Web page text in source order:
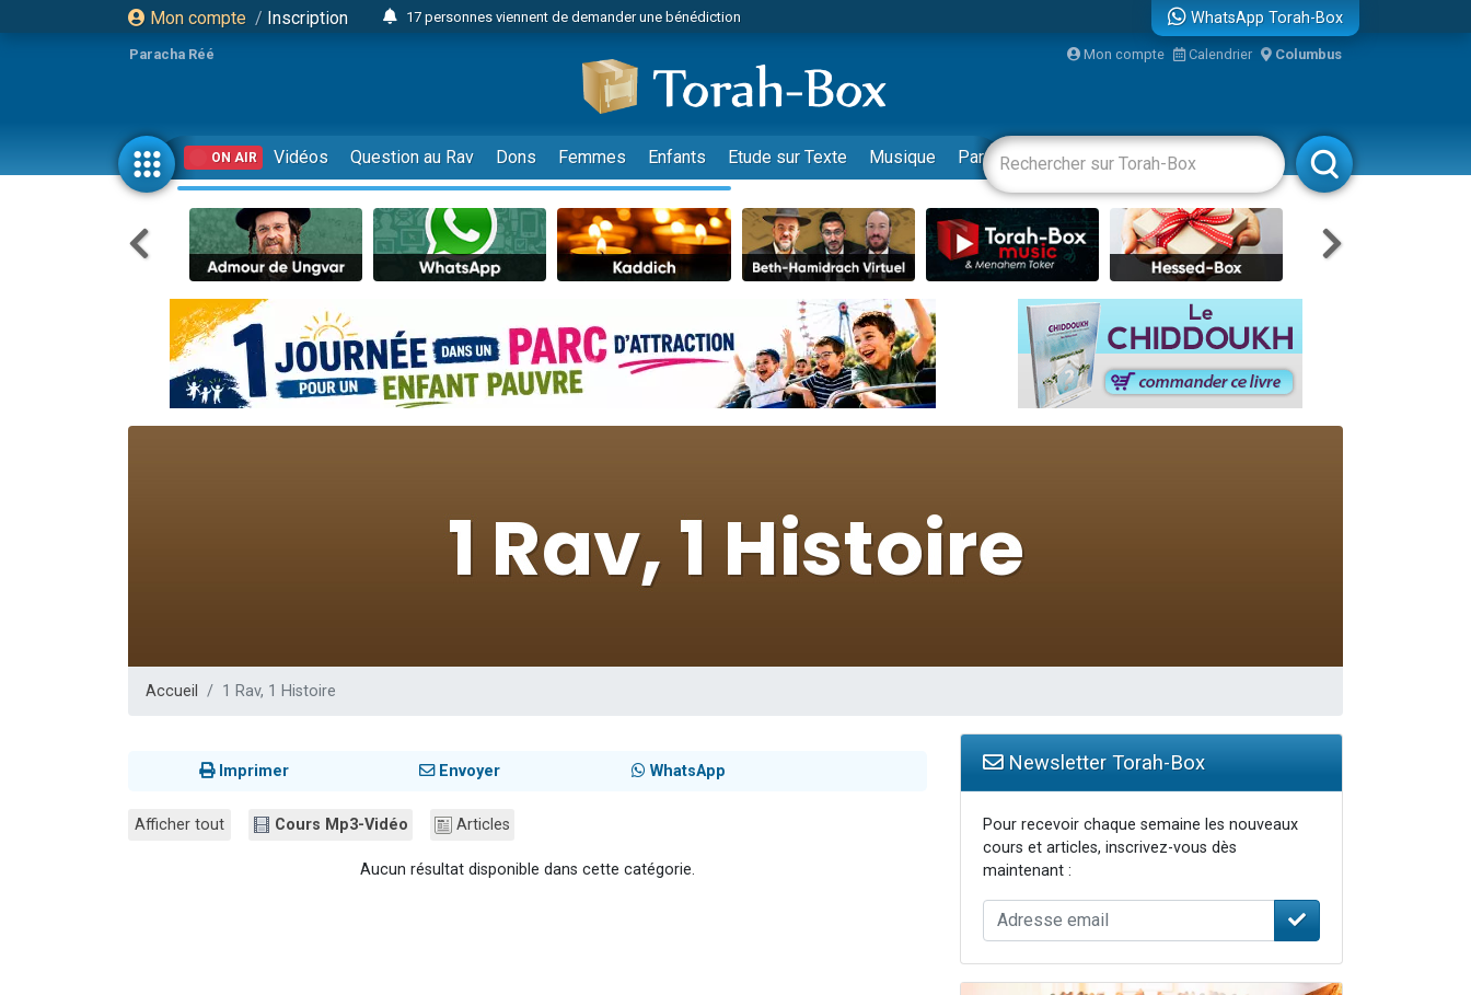
Mon compte / Inscription
17 personnes viennent de demander une bénédiction
23 personnes viennent de faire un don pour Diane, 80 ans, dans un appartement insalubre
Eva vient de donner son Maasser
4 personnes viennent de nous rejoindre sur WhatsApp
3 personnes viennent de nous rejoindre sur WhatsApp
Odaya vient de donner son Maasser
3 personnes viennent de faire un don pour 5 jours de vacances aux Orphelins
2 personnes viennent de nous rejoindre sur WhatsApp
Il reste 49 places pour étudier en groupe sur Zoom
30 personnes viennent de faire un don pour Sauvez la jambe de Yohan
12 nouvelles musiques dans Torah-Box Music
2 nouvelles musiques dans Torah-Box Music
8 personnes viennent de faire un don pour Tsédaka : pauvres d'Israel
WhatsApp Torah-Box
Paracha Réé Mon compte Calendrier Columbus
ON AIR Vidéos Question au Rav Dons Femmes Enfants Etude sur Texte Musique Paracha Divertissements Livres Rabbanim
Accueil 1 Rav, 1 Histoire
Imprimer Envoyer WhatsApp
Afficher tout Cours Mp3-Vidéo Articles
Aucun résultat disponible dans cette catégorie.
Newsletter Torah-Box
Pour recevoir chaque semaine les nouveaux
cours et articles, inscrivez-vous dès
maintenant :